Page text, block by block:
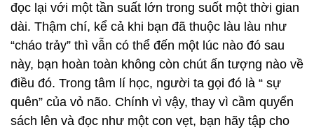
đọc lại với một tần suất lớn trong suốt một thời gian
dài. Thậm chí, kể cả khi bạn đã thuộc làu làu như
“cháo trảy” thì vẫn có thể đến một lúc nào đó sau
này, bạn hoàn toàn không còn chút ấn tượng nào về
điều đó. Trong tâm lí học, người ta gọi đó là “ sự
quên” của vỏ não. Chính vì vậy, thay vì cầm quyển
sách lên và đọc như một con vẹt, bạn hãy tập cho